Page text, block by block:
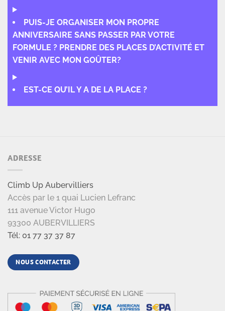
PUIS-JE ORGANISER MON PROPRE
ANNIVERSAIRE SANS PASSER PAR VOTRE
FORMULE ? PRENDRE DES PLACES D’ACTIVITÉ ET
VENIR AVEC MON GOÛTER?
EST-CE QU’IL Y A DE LA PLACE ?
ADRESSE
Climb Up Aubervilliers
Accès par le 1 quai Lucien Lefranc
111 avenue Victor Hugo
93300 AUBERVILLIERS
Tél: 01 77 37 37 87
NOUS CONTACTER